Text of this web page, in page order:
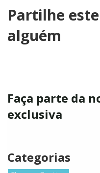
Partilhe
alguém
Faça parte da
exclusiva
Categorias